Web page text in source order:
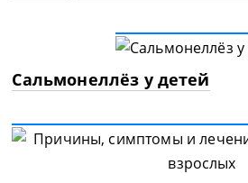
Сальмонеллёз у детей